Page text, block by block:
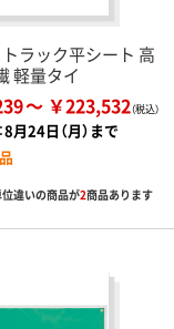
ラック平シート 高
軽量タイ
￥223,532
8月24日（月）まで
位違いの商品が2商品あります